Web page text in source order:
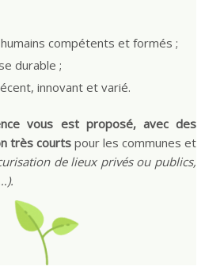
compétents et formés ;
durable ;
innovant et varié.
vous est proposé, avec des
très courts pour les communes et
de lieux privés ou publics,